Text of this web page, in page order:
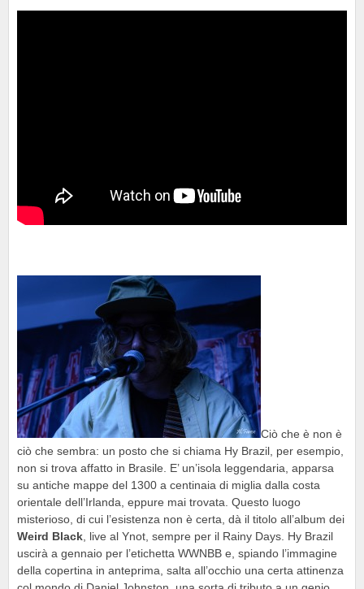
Ciò che è non è
ciò che sembra: un posto che si chiama Hy Brazil, per esempio,
non si trova affatto in Brasile. E’ un’isola leggendaria, apparsa
su antiche mappe del 1300 a centinaia di miglia dalla costa
orientale dell’Irlanda, eppure mai trovata. Questo luogo
misterioso, di cui l’esistenza non è certa, dà il titolo all’album dei
Weird Black , live al Ynot, sempre per il Rainy Days. Hy Brazil
uscirà a gennaio per l’etichetta WWNBB e, spiando l’immagine
della copertina in anteprima, salta all’occhio una certa attinenza